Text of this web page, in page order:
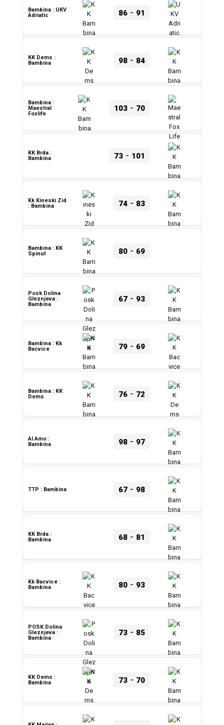
86- 91
Bambina : UKV
Adriatic
98- 84
KK Dems :
Bambina
103- 70
Bambina :
Maestral
Foxlife
73- 101
KK Brda :
Bambina
74- 83
Kk Kineski Zid
: Bambina
80- 69
Bambina : KK
Spinut
67- 93
Posk Dolina
Gleznjeva :
Bambina
79- 69
Bambina : Kk
Bacvice
76- 72
Bambina : KK
Dems
98- 97
Al Amo :
Bambina
67- 98
TTP : Bambina
68- 81
KK Brda :
Bambina
80- 93
Kk Bacvice :
Bambina
73- 85
POSK Dolina
Gleznjeva :
Bambina
73- 70
KK Dems :
Bambina